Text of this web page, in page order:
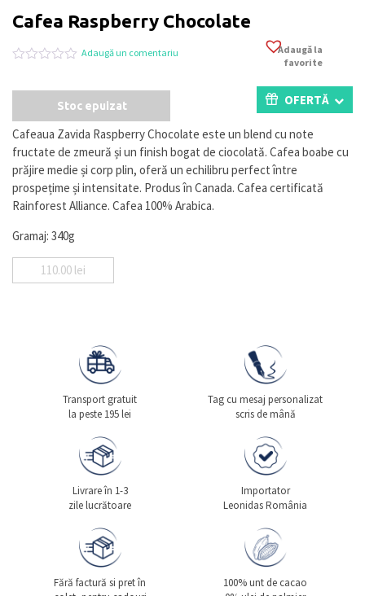
Cafea Raspberry Chocolate
5
pe
a
evaluări
de
la
clienți
Adaugă un comentariu
Adaugă la
favorite
Stoc epuizat OFERTĂ
Cafeaua Zavida Raspberry Chocolate este un blend cu note
fructate de zmeură și un finish bogat de ciocolată. Cafea boabe cu
prăjire medie și corp plin, oferă un echilibru perfect între
prospețime și intensitate. Produs în Canada. Cafea certificată
Rainforest Alliance. Cafea 100% Arabica.
Gramaj: 340g
110.00 lei
Transport gratuit
la peste 195 lei
Tag cu mesaj personalizat
scris de mână
Livrare în 1-3
zile lucrătoare
Importator
Leonidas România
Fără factură si pret în
100% unt de cacao